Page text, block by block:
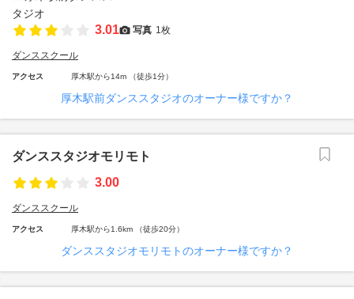
3.01 写真 1枚
ダンススクール
アクセス 厚木駅から14m （徒歩1分）
厚木駅前ダンススタジオのオーナー様ですか？
ダンススタジオモリモト
3.00
ダンススクール
アクセス 厚木駅から1.6km （徒歩20分）
ダンススタジオモリモトのオーナー様ですか？